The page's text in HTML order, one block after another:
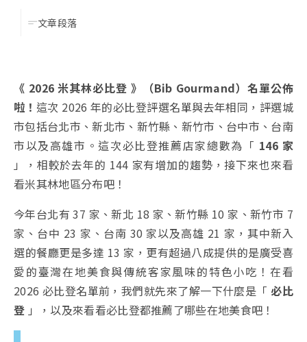
文章段落
《 2026 米其林必比登 》（Bib Gourmand）名單公佈
啦！ 這次 2026 年的必比登評選名單與去年相同，評選城
市包括台北市、新北市、新竹縣、新竹市、台中市、台南
市以及高雄市。這次必比登推薦店家總數為「 146 家
」，相較於去年的 144 家有增加的趨勢，接下來也來看
看米其林地區分布吧！
今年台北有 37 家、新北 18 家、新竹縣 10 家、新竹市 7
家、台中 23 家、台南 30 家以及高雄 21 家，其中新入
選的餐廳更是多達 13 家，更有超過八成提供的是廣受喜
愛的臺灣在地美食與傳統客家風味的特色小吃！在看
2026 必比登名單前，我們就先來了解一下什麼是「 必比
登 」，以及來看看必比登都推薦了哪些在地美食吧！